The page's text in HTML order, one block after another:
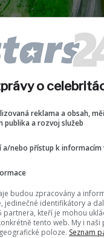
o
reklama a obsah,
publika a rozvoj služeb
a/nebo přístup k informacím
budou zpracovány a
jedinečné identifikátory a
partnera, kteří je mohou
tento web. My i
poloze. Seznam